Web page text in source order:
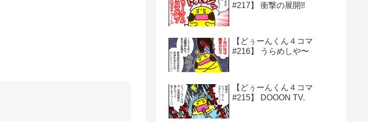
#217】 衝撃の展開!!
【どぅーんくん４コマ
#216】 うらめしや〜
【どぅーんくん４コマ
#215】 DOOON TV.